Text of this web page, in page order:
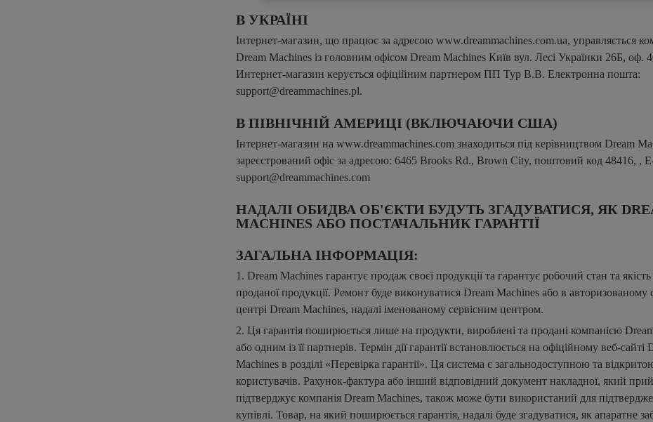
В УКРАЇНІ
Інтернет-магазин, що працює за адресою www.dreammachines.com.ua, управляється
Dream Machines із головним офісом Dream Machines Київ вул. Лесі Українки 26Б, оф.
Интернет-магазин керується офіційним партнером ПП Тур В.В. Електронна пошта:
support@dreammachines.pl.
В ПІВНІЧНІЙ АМЕРИЦІ (ВКЛЮЧАЮЧИ США)
Інтернет-магазин на www.dreammachines.com знаходиться під керівництвом Dream
зареєстрований офіс за адресою: 6465 Brooks Rd., Brown City, поштовий код 48416, ,
support@dreammachines.com
НАДАЛI ОБИДВА ОБ'ЄКТИ БУДУТЬ ЗГАДУВАТИСЯ, ЯК
MACHINES АБО ПОСТАЧАЛЬНИК ГАРАНТІЇ
ЗАГАЛЬНА ІНФОРМАЦІЯ:
1. Dream Machines гарантує продаж своєї продукції та гарантує робочий стан та якість
проданої продукції. Ремонт буде виконуватися Dream Machines або в авторизованому
центрі Dream Machines, надалі іменованому сервісним центром.
2. Ця гарантія поширюється лише на продукти, вироблені та продані компанією
або одним із її партнерів. Термін дії гарантії встановлюється на офіційному веб-сайті
Machines в розділі «Перевірка гарантії». Ця система є загальнодоступною та
користувачів. Рахунок-фактура або інший відповідний документ накладної, який
підтверджує компанія Dream Machines, також може бути використаний для
купiвлi. Товар, на який поширюється гарантія, надалі буде згадуватися, як апаратне